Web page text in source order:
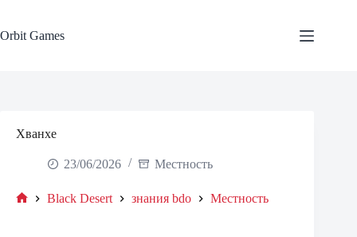
content
Orbit Games
Хванхе
23/06/2026 Местность
Black Desert знания bdo Местность